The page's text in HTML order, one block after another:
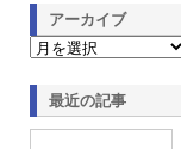
アーカイブ
最近の記事